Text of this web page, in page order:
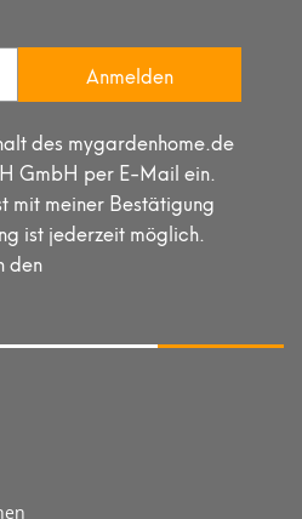
Anmelden
des mygardenhome.de
GmbH per E-Mail ein.
mit meiner Bestätigung
ist jederzeit möglich.
den